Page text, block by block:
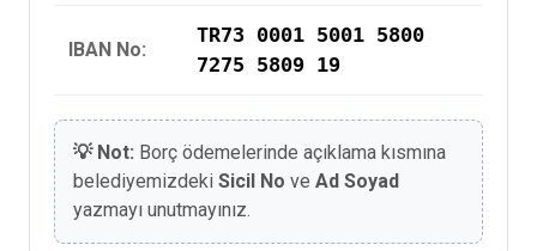
IBAN No:
TR73 0001 5001 5800
7275 5809 19
💡 Not: Borç ödemelerinde açıklama kısmına
belediyemizdeki Sicil No ve Ad Soyad
yazmayı unutmayınız.